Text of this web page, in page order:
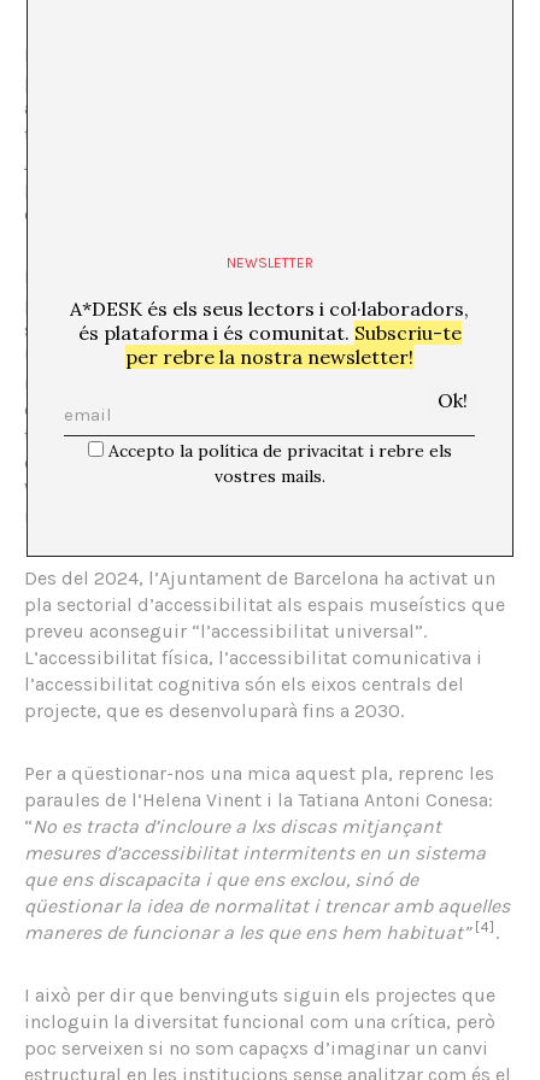
Recordo un dia en què un noi de 13 anys, nascut amb
paràlisi cerebral, em va fer entendre coses complexes
amb una sola frase. Estàvem en classe analitzant el
treball d’en Bruce Nauman, “
Perimeter of a Square
perquè a mi m’ha costat un munt de temps aprendre a
caminar i estar en les coses”.
Des de la teoria i en els espais d’art, fa anys que es
pontifica la frase “posar la vulnerabilitat al centre”
sense saber concretament com fer-lo.
Us porto aquest exemple perquè va esborrar de la meva
ment les teories i grans paraules que ens agrada llegir
des del cim de les acadèmies per a tornar a una cosa
tan senzilla com trobar un pont entre les nostres vides i
el que tenim davant, això que anomenem art.
Va posar la seva vulnerabilitat en el centre i va trobar la
mediació d’aquell treball.
Des del 2024, l’Ajuntament de Barcelona ha activat un
pla sectorial d’accessibilitat als espais museístics que
preveu aconseguir “l’accessibilitat universal”.
L’accessibilitat física, l’accessibilitat comunicativa i
l’accessibilitat cognitiva són els eixos centrals del
projecte, que es desenvoluparà fins a 2030.
Per a qüestionar-nos una mica aquest pla, reprenc les
paraules de l’Helena Vinent i la Tatiana Antoni Conesa:
“No es tracta d’incloure a lxs discas mitjançant
mesures d’accessibilitat intermitents en un sistema
que ens discapacita i que ens exclou, sinó de
qüestionar la idea de normalitat i trencar amb aquelles
maneres de funcionar a les que ens hem habituat” [4] .
I això per dir que benvinguts siguin els projectes que
incloguin la diversitat funcional com una crítica, però
poc serveixen si no som capaçxs d’imaginar un canvi
estructural en les institucions sense analitzar com és el
NEWSLETTER
A*DESK és els seus lectors i col·laboradors,
és plataforma i és comunitat. Subscriu-te
per rebre la nostra newsletter!
Accepto la política de privacitat i rebre els
vostres mails.